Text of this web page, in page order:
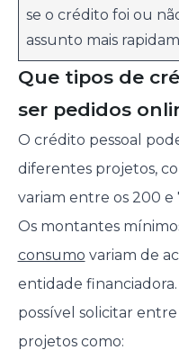
se o crédito foi ou
assunto mais
Que tipos de
ser pedidos
O crédito pessoal
diferentes projetos,
variam entre os 200 e
Os montantes
consumo variam de
entidade financiadora.
possível solicitar
projetos como: